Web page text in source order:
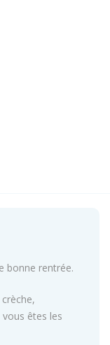
bonne rentrée.
vous êtes les